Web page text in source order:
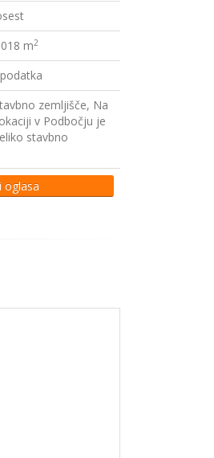
m2
zemljišče, Na
v Podbočju je
stavbno
oglasa